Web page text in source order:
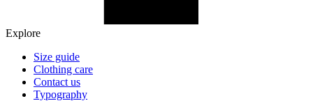
Explore
Size guide
Clothing care
Contact us
Typography